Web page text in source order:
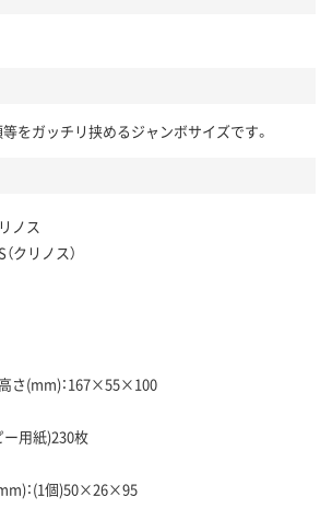
をガッチリ挟めるジャンボサイズです。
ノス
クリノス）
さ(mm)：167×55×100
ー用紙)230枚
：(1個)50×26×95